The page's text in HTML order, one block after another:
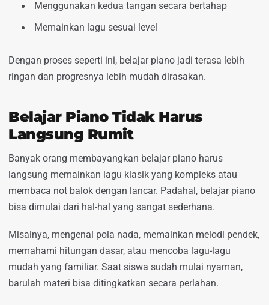
Menggunakan kedua tangan secara bertahap
Memainkan lagu sesuai level
Dengan proses seperti ini, belajar piano jadi terasa lebih
ringan dan progresnya lebih mudah dirasakan.
Belajar Piano Tidak Harus
Langsung Rumit
Banyak orang membayangkan belajar piano harus
langsung memainkan lagu klasik yang kompleks atau
membaca not balok dengan lancar. Padahal, belajar piano
bisa dimulai dari hal-hal yang sangat sederhana.
Misalnya, mengenal pola nada, memainkan melodi pendek,
memahami hitungan dasar, atau mencoba lagu-lagu
mudah yang familiar. Saat siswa sudah mulai nyaman,
barulah materi bisa ditingkatkan secara perlahan.